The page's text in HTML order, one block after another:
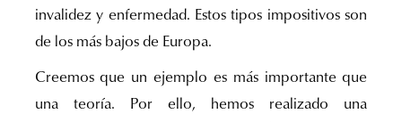
invalidez y enfermedad. Estos tipos impositivos son
de los más bajos de Europa.
Creemos que un ejemplo es más importante que
una teoría. Por ello, hemos realizado una